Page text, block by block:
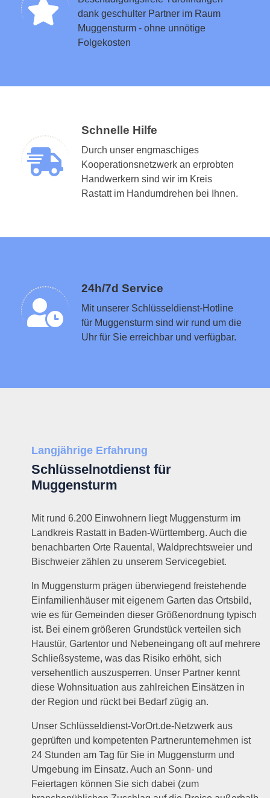
dank geschulter Partner im Raum
Muggensturm - ohne unnötige
Folgekosten
Schnelle Hilfe
Durch unser engmaschiges
Kooperationsnetzwerk an erprobten
Handwerkern sind wir im Kreis
Rastatt im Handumdrehen bei Ihnen.
24h/7d Service
Mit unserer Schlüsseldienst-Hotline
für Muggensturm sind wir rund um die
Uhr für Sie erreichbar und verfügbar.
Schlüsseldienst in der Nähe vermitteln
Langjährige Erfahrung
Schlüsselnotdienst für
Muggensturm
Mit rund 6.200 Einwohnern liegt Muggensturm im
Landkreis Rastatt in Baden-Württemberg. Auch die
benachbarten Orte Rauental, Waldprechtsweier und
Bischweier zählen zu unserem Servicegebiet.
In Muggensturm prägen überwiegend freistehende
Einfamilienhäuser mit eigenem Garten das Ortsbild,
wie es für Gemeinden dieser Größenordnung typisch
ist. Bei einem größeren Grundstück verteilen sich
Haustür, Gartentor und Nebeneingang oft auf mehrere
Schließsysteme, was das Risiko erhöht, sich
versehentlich auszusperren. Unser Partner kennt
diese Wohnsituation aus zahlreichen Einsätzen in
der Region und rückt bei Bedarf zügig an.
Unser Schlüsseldienst-VorOrt.de-Netzwerk aus
geprüften und kompetenten Partnerunternehmen ist
24 Stunden am Tag für Sie in Muggensturm und
Umgebung im Einsatz. Auch an Sonn- und
Feiertagen können Sie sich dabei (zum